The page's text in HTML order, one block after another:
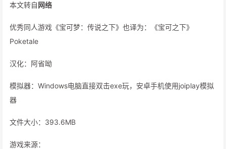
本文转自网络
优秀同人游戏《宝可梦：传说之下》也译为：《宝可之下》
Poketale
汉化：阿省呦
模拟器：Windows电脑直接双击exe玩，安卓手机使用joiplay模拟
器
文件大小：393.6MB
游戏来源：